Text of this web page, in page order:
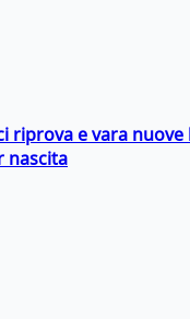
riprova e vara
nascita